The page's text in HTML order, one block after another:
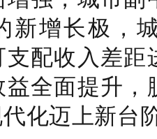
新增长极，
配收入差
全面提升
化迈上新台